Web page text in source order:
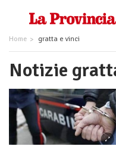
Home gratta e vinci
Notizie